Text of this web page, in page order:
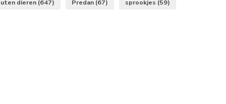
dieren (647) Predan (67) sprookjes (59)